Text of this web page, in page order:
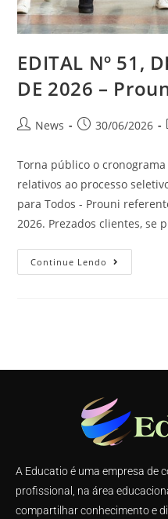
EDITAL Nº 51,
DE 2026 –
News 30/06/2026
Torna público o
relativos ao processo
para Todos - Prouni
2026. Prezados clientes, se
Continue Lendo
A Educatio é uma empresa de
profissional, na área
compartilhar conhecimento e